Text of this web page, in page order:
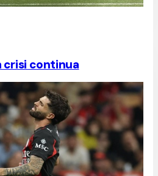
crisi continua